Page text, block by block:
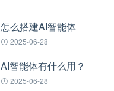
怎么搭建AI智能体
2025-06-28
AI智能体有什么用？
2025-06-28